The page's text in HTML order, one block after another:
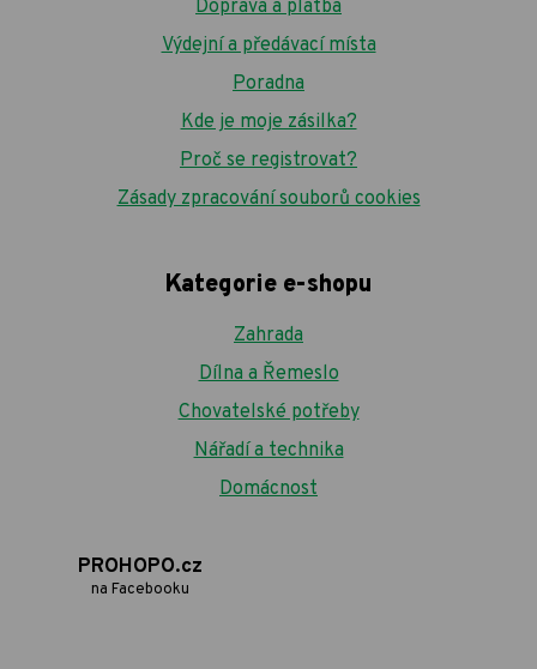
Doprava a platba
Výdejní a předávací místa
Poradna
Kde je moje zásilka?
Proč se registrovat?
Zásady zpracování souborů cookies
Kategorie e-shopu
Zahrada
Dílna a Řemeslo
Chovatelské potřeby
Nářadí a technika
Domácnost
PROHOPO.cz
na Facebooku